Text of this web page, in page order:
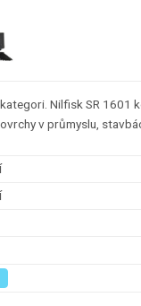
Nilfisk SR 1601
v průmyslu,